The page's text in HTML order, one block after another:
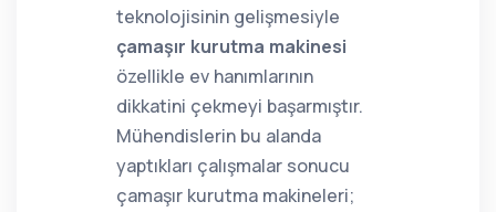
teknolojisinin gelişmesiyle
çamaşır kurutma makinesi
özellikle ev hanımlarının
dikkatini çekmeyi başarmıştır.
Mühendislerin bu alanda
yaptıkları çalışmalar sonucu
çamaşır kurutma makineleri;